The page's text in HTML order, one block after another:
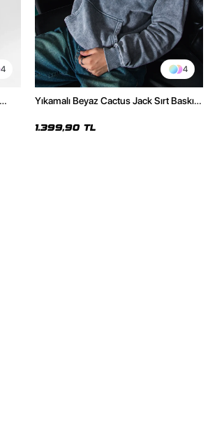
4 4
Yıkamalı Beyaz Cactus Jack Sırt Baskılı
1.399,90 TL